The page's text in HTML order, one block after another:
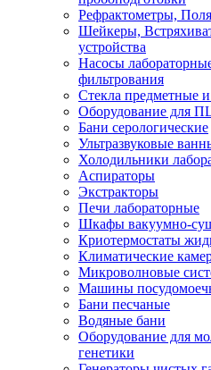
Рефрактометры,
Шейкеры,
устройства
Насосы
фильтрования
Стекла предметные
Оборудование для
Бани серологические
Ультразвуковые
Холодильники
Аспираторы
Экстракторы
Печи лабораторные
Шкафы вакуумно-
Криотермостаты
Климатические
Микроволновые
Машины
Бани песчаные
Водяные бани
Оборудование для
генетики